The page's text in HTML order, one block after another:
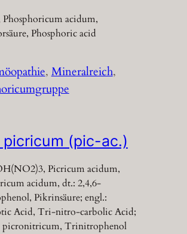
acidum,
Phosphoric acid
, Mineralreich
(pic-ac.)
Picricum acidum,
acidum, dt.: 2,4,6-
Pikrinsäure; engl.:
Acid, Tri-nitro-carbolic Acid;
picronitricum, Trinitrophenol